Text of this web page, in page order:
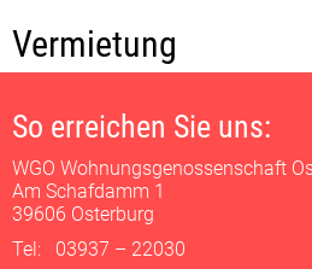
Vermietung
So erreichen Sie uns:
WGO Wohnungsgenossenschaft
Am Schafdamm 1
39606 Osterburg
Tel: 03937 – 22030